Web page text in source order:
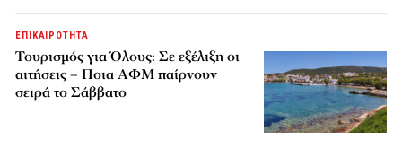
ΕΠΙΚΑΙΡΟΤΗΤΑ
Τουρισμός για Όλους: Σε εξέλιξη οι
αιτήσεις – Ποια ΑΦΜ παίρνουν
σειρά το Σάββατο